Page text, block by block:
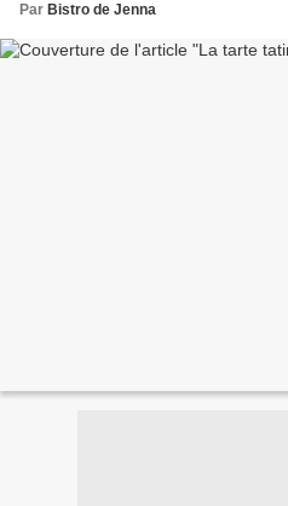
Par Bistro de Jenna